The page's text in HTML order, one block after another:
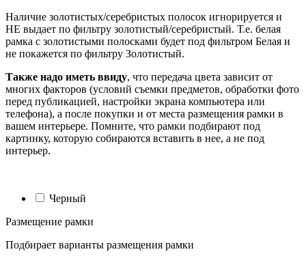
Наличие золотистых/серебристых полосок игнорируется и
НЕ выдает по фильтру золотистый/серебристый. Т.е. белая
рамка с золотистыми полосками будет под фильтром Белая и
не покажется по фильтру Золотистый.
Также надо иметь ввиду, что передача цвета зависит от
многих факторов (условий съемки предметов, обработки фото
перед публикацией, настройки экрана компьютера или
телефона), а после покупки и от места размещения рамки в
вашем интерьере. Помните, что рамки подбирают под
картинку, которую собираются вставить в нее, а не под
интерьер.
Черный
Размещение рамки
Подбирает варианты размещения рамки